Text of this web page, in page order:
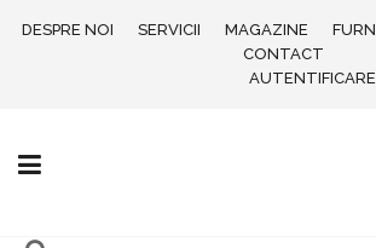
DESPRE NOI SERVICII MAGAZINE
CONTACT
AUTENTIFICARE